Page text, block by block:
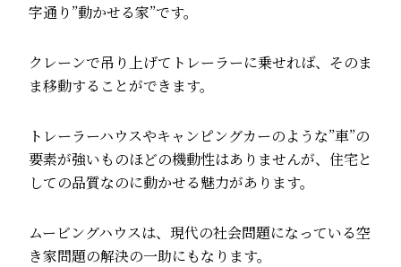
字通り”動かせる家”です。
クレーンで吊り上げてトレーラーに乗せれば、そのま
ま移動することができます。
トレーラーハウスやキャンピングカーのような”車”の
要素が強いものほどの機動性はありませんが、住宅と
しての品質なのに動かせる魅力があります。
ムービングハウスは、現代の社会問題になっている空
き家問題の解決の一助にもなります。